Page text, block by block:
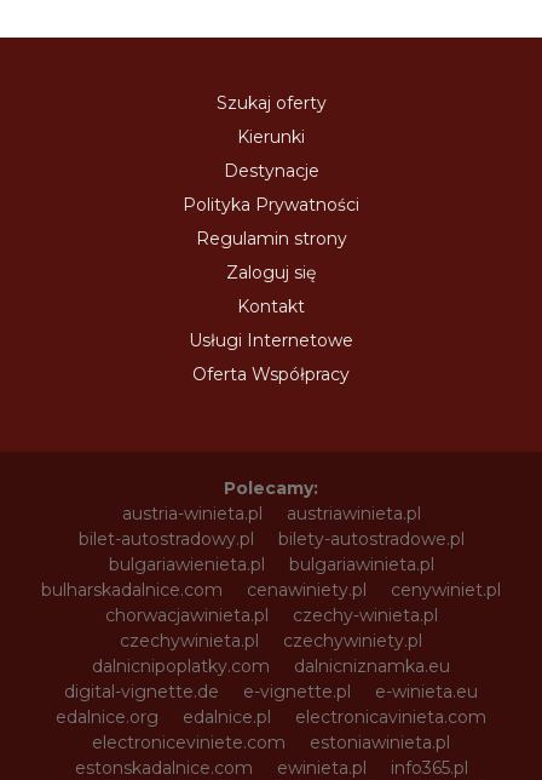
Szukaj oferty
Kierunki
Destynacje
Polityka Prywatności
Regulamin strony
Zaloguj się
Kontakt
Usługi Internetowe
Oferta Współpracy
Polecamy:
austria-winieta.pl
austriawinieta.pl
bilet-autostradowy.pl
bilety-autostradowe.pl
bulgariawienieta.pl
bulgariawinieta.pl
bulharskadalnice.com
cenawiniety.pl
cenywiniet.pl
chorwacjawinieta.pl
czechy-winieta.pl
czechywinieta.pl
czechywiniety.pl
dalnicnipoplatky.com
dalnicniznamka.eu
digital-vignette.de
e-vignette.pl
e-winieta.eu
edalnice.org
edalnice.pl
electronicavinieta.com
electroniceviniete.com
estoniawinieta.pl
estonskadalnice.com
ewinieta.pl
info365.pl